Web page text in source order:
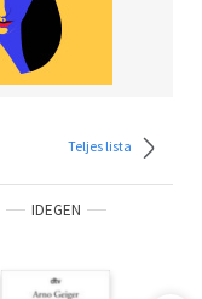
Teljes lista
IDEGEN